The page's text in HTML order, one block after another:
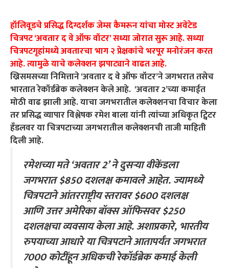
हॉलिवूडचे प्रसिद्ध दिग्दर्शक जेम्स कैमरून यांचा मोस्ट अवेटेड
चित्रपट ‘अवतार द वे ऑफ वॉटर’ सध्या जोरात सुरू आहे. सध्या
चित्रपटगृहांमध्ये अवतारचा भाग २ प्रेक्षकांचे भरपूर मनोरंजन करत
आहे. त्यामुळे याचे कलेक्शन झपाट्याने वाढत आहे.
ख्रिसमसच्या निमित्ताने ‘अवतार द वे ऑफ वॉटर’ने जगभरात तसेच
भारतात रेकॉर्डब्रेक कलेक्शन केले आहे. ‘अवतार 2’च्या कमाईत
मोठी वाढ झाली आहे. याचा जगभरातील कलेक्शनचा विचार केला
तर प्रसिद्ध व्यापार विश्लेषक रमेश बाला यांनी त्यांच्या अधिकृत ट्विटर
हँडलवर या चित्रपटाच्या जगभरातील कलेक्शनची ताजी माहिती
दिली आहे.
रमेशच्या मते ‘अवतार 2’ ने दुसऱ्या वीकेंडला
जगभरात $850 दशलक्ष कमावले आहेत. ज्यामध्ये
चित्रपटाने आंतरराष्ट्रीय स्तरावर $600 दशलक्ष
आणि उत्तर अमेरिका बॉक्स ऑफिसवर $250
दशलक्षचा व्यवसाय केला आहे. अशाप्रकारे, भारतीय
रुपयाच्या आधारे या चित्रपटाने आतापर्यंत जगभरात
7000 कोटींहून अधिकची रेकॉर्डब्रेक कमाई केली